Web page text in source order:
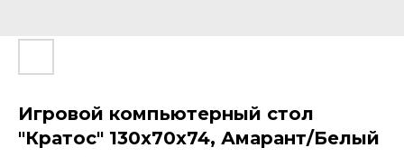
Игровой компьютерный стол
"Кратос" 130x70x74, Амарант/Белый